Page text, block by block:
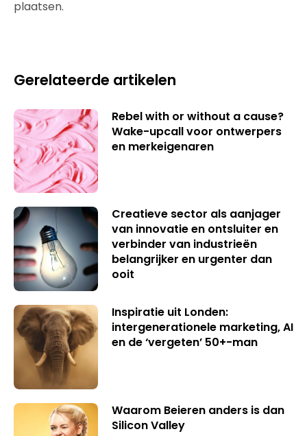
plaatsen.
Gerelateerde artikelen
Rebel with or without a cause?
Wake-upcall voor ontwerpers
en merkeigenaren
Creatieve sector als aanjager
van innovatie en ontsluiter en
verbinder van industrieën
belangrijker en urgenter dan
ooit
Inspiratie uit Londen:
intergenerationele marketing, AI
en de ‘vergeten’ 50+-man
Waarom Beieren anders is dan
Silicon Valley